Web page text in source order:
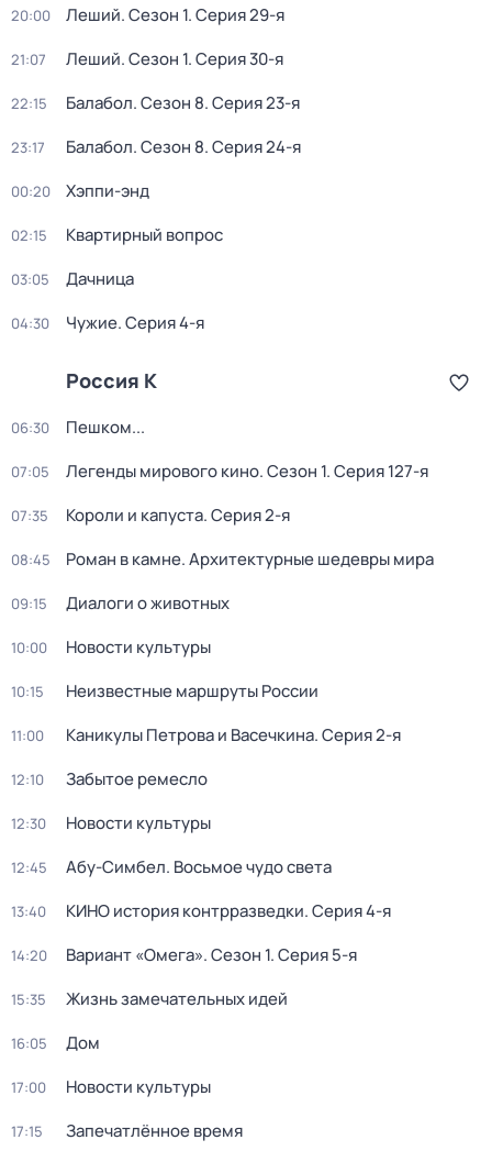
20:00 Леший. Сезон 1. Серия 29-я
21:07 Леший. Сезон 1. Серия 30-я
22:15 Балабол. Сезон 8. Серия 23-я
23:17 Балабол. Сезон 8. Серия 24-я
00:20 Хэппи-энд
02:15 Квартирный вопрос
03:05 Дачница
04:30 Чужие. Серия 4-я
Россия К
06:30 Пешком...
07:05 Легенды мирового кино. Сезон 1. Серия 127-я
07:35 Короли и капуста. Серия 2-я
08:45 Роман в камне. Архитектурные шедевры мира
09:15 Диалоги о животных
10:00 Новости культуры
10:15 Неизвестные маршруты России
11:00 Каникулы Петрова и Васечкина. Серия 2-я
12:10 Забытое ремесло
12:30 Новости культуры
12:45 Абу-Симбел. Восьмое чудо света
13:40 КИНО история контрразведки. Серия 4-я
14:20 Вариант «Омега». Сезон 1. Серия 5-я
15:35 Жизнь замечательных идей
16:05 Дом
17:00 Новости культуры
17:15 Запечатлённое время